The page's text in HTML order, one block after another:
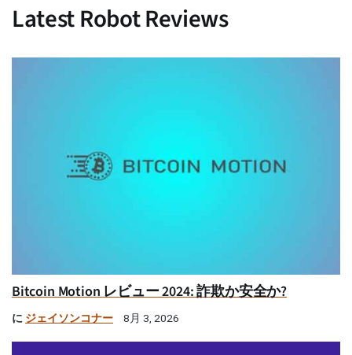
Latest Robot Reviews
Bitcoin Motion レビュー 2024: 詐欺か安全か?
に ジェイソンコナー 8月 3, 2026